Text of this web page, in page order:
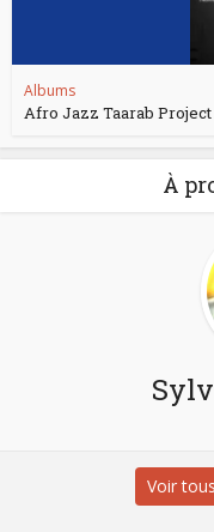
Albums
Afro Jazz Taarab Project
À
Voir